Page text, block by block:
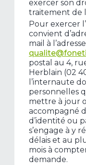
exercer son
traitement de
Pour exercer
convient
mail à
postal au 4,
Herblain (02
l’internaute
personnelles
mettre à jour
accompagné
d’identité ou
s’engage à y
délais et au
mois à
demande.